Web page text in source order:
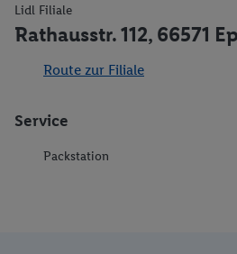
Lidl Filiale
Rathausstr. 112, 66571
Route zur Filiale
Service
Packstation